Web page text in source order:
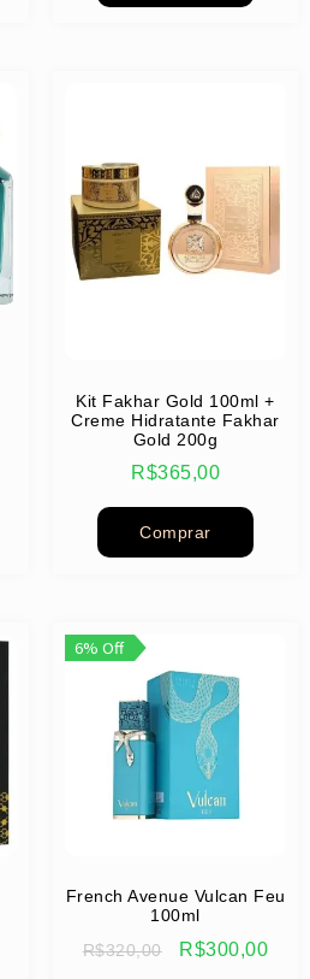
Kit Fakhar Gold 100ml +
Creme Hidratante Fakhar
Gold 200g
R$365,00
Comprar
6% Off
French Avenue Vulcan Feu
100ml
R$320,00 R$300,00